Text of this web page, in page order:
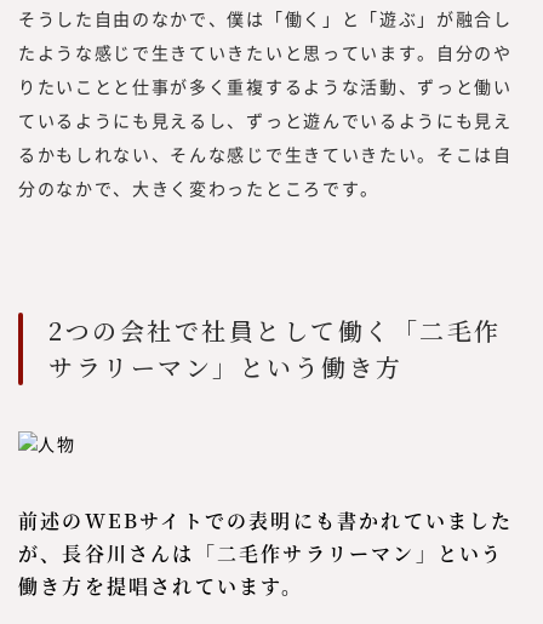
そうした自由のなかで、僕は「働く」と「遊ぶ」が融合し
たような感じで生きていきたいと思っています。自分のや
りたいことと仕事が多く重複するような活動、ずっと働い
ているようにも見えるし、ずっと遊んでいるようにも見え
るかもしれない、そんな感じで生きていきたい。そこは自
分のなかで、大きく変わったところです。
2つの会社で社員として働く「二毛作
サラリーマン」という働き方
前述のWEBサイトでの表明にも書かれていました
が、長谷川さんは「二毛作サラリーマン」という
働き方を提唱されています。